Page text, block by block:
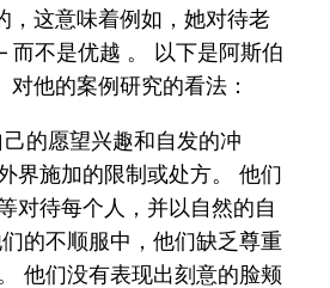
，这意味着例如，她对待老
而不是优越 。 以下是阿斯伯
他的案例研究的看法：
的愿望兴趣和自发的冲
界施加的限制或处方。 他们
对待每个人，并以自然的自
的不顺服中，他们缺乏尊重
他们没有表现出刻意的脸颊